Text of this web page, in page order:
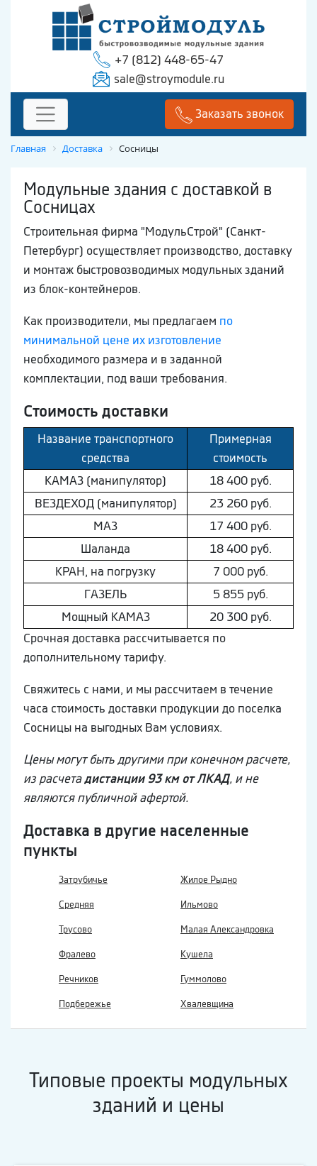
+7 (812) 448-65-47
sale@stroymodule.ru
Заказать звонок
Главная Доставка Сосницы
Модульные здания с доставкой в
Сосницах
Строительная фирма "МодульСтрой" (Санкт-
Петербург) осуществляет производство, доставку
и монтаж быстровозводимых модульных зданий
из блок-контейнеров.
Как производители, мы предлагаем по
минимальной цене их изготовление
необходимого размера и в заданной
комплектации, под ваши требования.
Стоимость доставки
Название транспортного
средства
Примерная
стоимость
КAМAЗ (манипулятор)
18 400 руб.
ВEЗДEХОД (манипулятор)
23 260 руб.
МAЗ
17 400 руб.
Шaлaнда
18 400 руб.
КРАН, на погрузку
7 000 руб.
ГAЗEЛЬ
5 855 руб.
Мощный КAМAЗ
20 300 руб.
Срочная доставка рассчитывается по
дополнительному тарифу.
Свяжитесь с нами, и мы рассчитаем в течение
часа стоимость доставки продукции до поселка
Сосницы на выгодных Вам условиях.
Цены могут быть другими при конечном расчете,
из расчетадистанции 93 км от ЛКАД, и не
являются публичной афертой.
Доставка в другие населенные
пункты
Затрубичье Жилое Рыдно
Средняя Ильмово
Трусово Малая Александровка
Фралево Кушела
Речников Гуммолово
Подбережье Хвалевщина
Типовые проекты модульных
зданий и цены